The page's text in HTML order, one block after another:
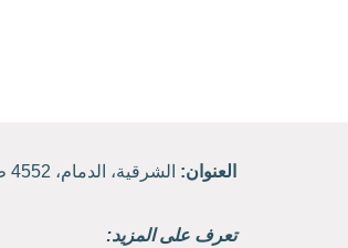
العنوان: الشرقية، الدمام، 4552 طريق الملك فهد، حي القادسية.
تعرف على المزيد: